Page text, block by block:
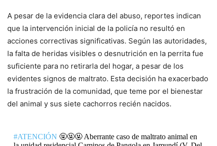
A pesar de la evidencia clara del abuso, reportes indican
que la intervención inicial de la policía no resultó en
acciones correctivas significativas. Según las autoridades,
la falta de heridas visibles o desnutrición en la perrita fue
suficiente para no retirarla del hogar, a pesar de los
evidentes signos de maltrato. Esta decisión ha exacerbado
la frustración de la comunidad, que teme por el bienestar
del animal y sus siete cachorros recién nacidos.
#ATENCIÓN 🤬🤬🤬 Aberrante caso de maltrato animal en